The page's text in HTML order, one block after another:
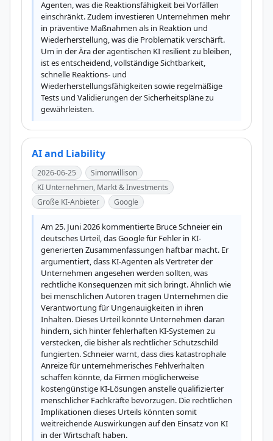
Agenten, was die Reaktionsfähigkeit bei Vorfällen
einschränkt. Zudem investieren Unternehmen mehr
in präventive Maßnahmen als in Reaktion und
Wiederherstellung, was die Problematik verschärft.
Um in der Ära der agentischen KI resilient zu bleiben,
ist es entscheidend, vollständige Sichtbarkeit,
schnelle Reaktions- und
Wiederherstellungsfähigkeiten sowie regelmäßige
Tests und Validierungen der Sicherheitspläne zu
gewährleisten.
AI and Liability
2026-06-25
Simonwillison
KI Unternehmen, Markt & Investments
Große KI-Anbieter
Google
Am 25. Juni 2026 kommentierte Bruce Schneier ein
deutsches Urteil, das Google für Fehler in KI-
generierten Zusammenfassungen haftbar macht. Er
argumentiert, dass KI-Agenten als Vertreter der
Unternehmen angesehen werden sollten, was
rechtliche Konsequenzen mit sich bringt. Ähnlich wie
bei menschlichen Autoren tragen Unternehmen die
Verantwortung für Ungenauigkeiten in ihren
Inhalten. Dieses Urteil könnte Unternehmen daran
hindern, sich hinter fehlerhaften KI-Systemen zu
verstecken, die bisher als rechtlicher Schutzschild
fungierten. Schneier warnt, dass dies katastrophale
Anreize für unternehmerisches Fehlverhalten
schaffen könnte, da Firmen möglicherweise
kostengünstige KI-Lösungen anstelle qualifizierter
menschlicher Fachkräfte bevorzugen. Die rechtlichen
Implikationen dieses Urteils könnten somit
weitreichende Auswirkungen auf den Einsatz von KI
in der Wirtschaft haben.